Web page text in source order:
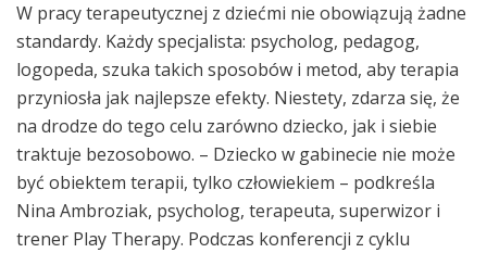
W pracy terapeutycznej z dziećmi nie obowiązują żadne
standardy. Każdy specjalista: psycholog, pedagog,
logopeda, szuka takich sposobów i metod, aby terapia
przyniosła jak najlepsze efekty. Niestety, zdarza się, że
na drodze do tego celu zarówno dziecko, jak i siebie
traktuje bezosobowo. – Dziecko w gabinecie nie może
być obiektem terapii, tylko człowiekiem – podkreśla
Nina Ambroziak, psycholog, terapeuta, superwizor i
trener Play Therapy. Podczas konferencji z cyklu